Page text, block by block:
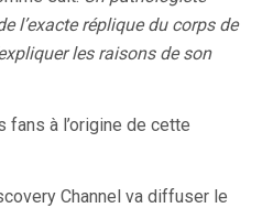
l’exacte réplique du corps de
les raisons de son
fans à l’origine de cette
Channel va diffuser le